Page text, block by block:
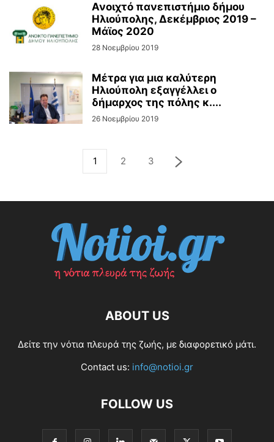
Ανοιχτό πανεπιστήμιο δήμου
Ηλιούπολης, Δεκέμβριος 2019 –
Μάϊος 2020
28 Νοεμβρίου 2019
Μέτρα για μια καλύτερη
Ηλιούπολη εξαγγέλλει ο
δήμαρχος της πόλης κ....
26 Νοεμβρίου 2019
1 2 3
ABOUT US
Δείτε την νότια πλευρά της ζωής, με διαφορετικό μάτι.
Contact us: info@notioi.gr
FOLLOW US